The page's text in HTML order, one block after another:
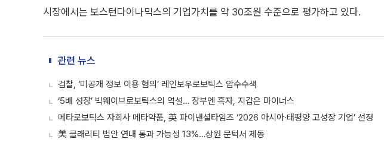
시장에서는 보스턴다이나믹스의 기업가치를 약 30조원 수준으로 평가하고 있다.
관련 뉴스
검찰, ‘미공개 정보 이용 혐의’ 레인보우로보틱스 압수수색
‘5배 성장’ 빅웨이브로보틱스의 역설… 장부엔 흑자, 지갑은 마이너스
메타로보틱스 자회사 메타약품, 英 파이낸셜타임즈 ‘2026 아시아·태평양 고성장 기업’ 선정
美 클래리티 법안 연내 통과 가능성 13%…상원 문턱서 제동